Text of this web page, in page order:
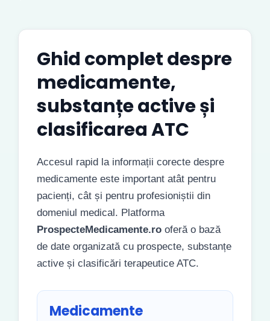
Ghid complet despre
medicamente,
substanțe active și
clasificarea ATC
Accesul rapid la informații corecte despre
medicamente este important atât pentru
pacienți, cât și pentru profesioniștii din
domeniul medical. Platforma
ProspecteMedicamente.ro oferă o bază
de date organizată cu prospecte, substanțe
active și clasificări terapeutice ATC.
Medicamente